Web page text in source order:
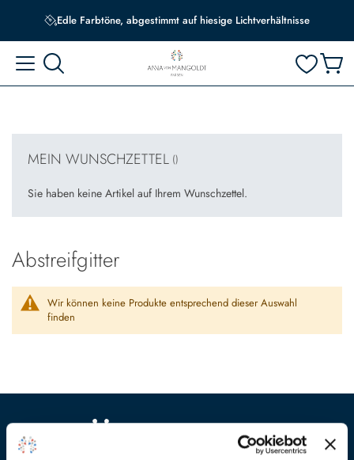
Edle Farbtöne, abgestimmt auf hiesige Lichtverhältnisse
Abstreifgitter
Wir können keine Produkte entsprechend dieser Auswahl
finden
MEIN WUNSCHZETTEL
Sie haben keine Artikel auf Ihrem Wunschzettel.